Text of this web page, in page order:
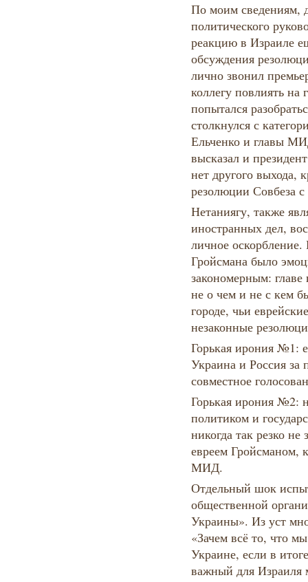
По моим сведениям,
политического
реакцию в Израиле
обсуждения
лично звонил
коллегу повлиять
попытался
столкнулся с
Ельченко и главы
высказал и
нет другого выхода,
резолюции Совбеза
Нетаниягу, также
иностранных дел,
личное
Гройсмана было
закономерным:
не о чем и не с кем
городе, чьи
незаконные
Горькая ирония №1:
Украина и Россия за
совместное
Горькая ирония №2:
политиком и
никогда так резко
евреем Гройсманом,
МИД.
Отдельный шок
общественной
Украины». Из уст
«Зачем всё то, что
Украине, если в
важный для Израиля